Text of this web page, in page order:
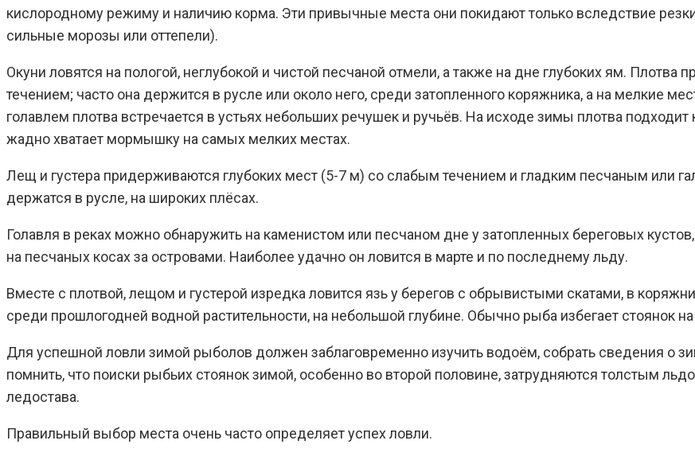
кислородному режиму и наличию корма. Эти привычные места они покидают только вследствие
сильные морозы или оттепели).
Окуни ловятся на пологой, неглубокой и чистой песчаной отмели, а также на дне глубоких ям.
течением; часто она держится в русле или около него, среди затопленного коряжника, а на мелкие
голавлем плотва встречается в устьях небольших речушек и ручьёв. На исходе зимы плотва
жадно хватает мормышку на самых мелких местах.
Лещ и густера придерживаются глубоких мест (5-7 м) со слабым течением и гладким песчаным или
держатся в русле, на широких плёсах.
Голавля в реках можно обнаружить на каменистом или песчаном дне у затопленных береговых
на песчаных косах за островами. Наиболее удачно он ловится в марте и по последнему льду.
Вместе с плотвой, лещом и густерой изредка ловится язь у берегов с обрывистыми скатами, в
среди прошлогодней водной растительности, на небольшой глубине. Обычно рыба избегает стоянок
Для успешной ловли зимой рыболов должен заблаговременно изучить водоём, собрать сведения о
помнить, что поиски рыбьих стоянок зимой, особенно во второй половине, затрудняются толстым
ледостава.
Правильный выбор места очень часто определяет успех ловли.